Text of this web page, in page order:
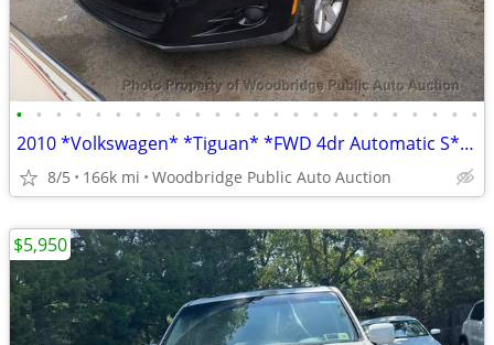
• • • • • • • • • • • • • • • • • • • • • • • •
2010 *Volkswagen* *Tiguan* *FWD 4dr Automatic S* Bla
8/5 166k mi Woodbridge Public Auto Auction
$5,950